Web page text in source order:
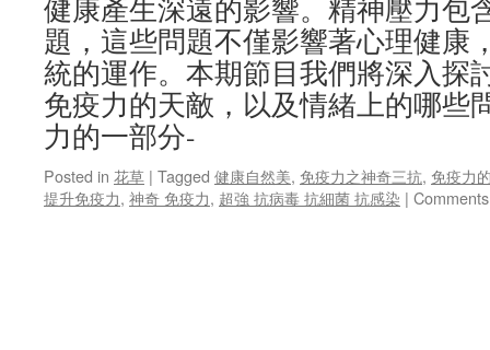
健康產生深遠的影響。精神壓力包
題，這些問題不僅影響著心理健康
統的運作。本期節目我們將深入探
免疫力的天敵，以及情緒上的哪些
力的一部分-
Posted in 花草 | Tagged 健康自然美, 免疫力之神奇三抗, 免疫力
提升免疫力, 神奇 免疫力, 超強 抗病毒 抗細菌 抗感染 |